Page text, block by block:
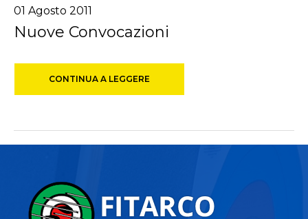
01 Agosto 2011
Nuove Convocazioni
CONTINUA A LEGGERE